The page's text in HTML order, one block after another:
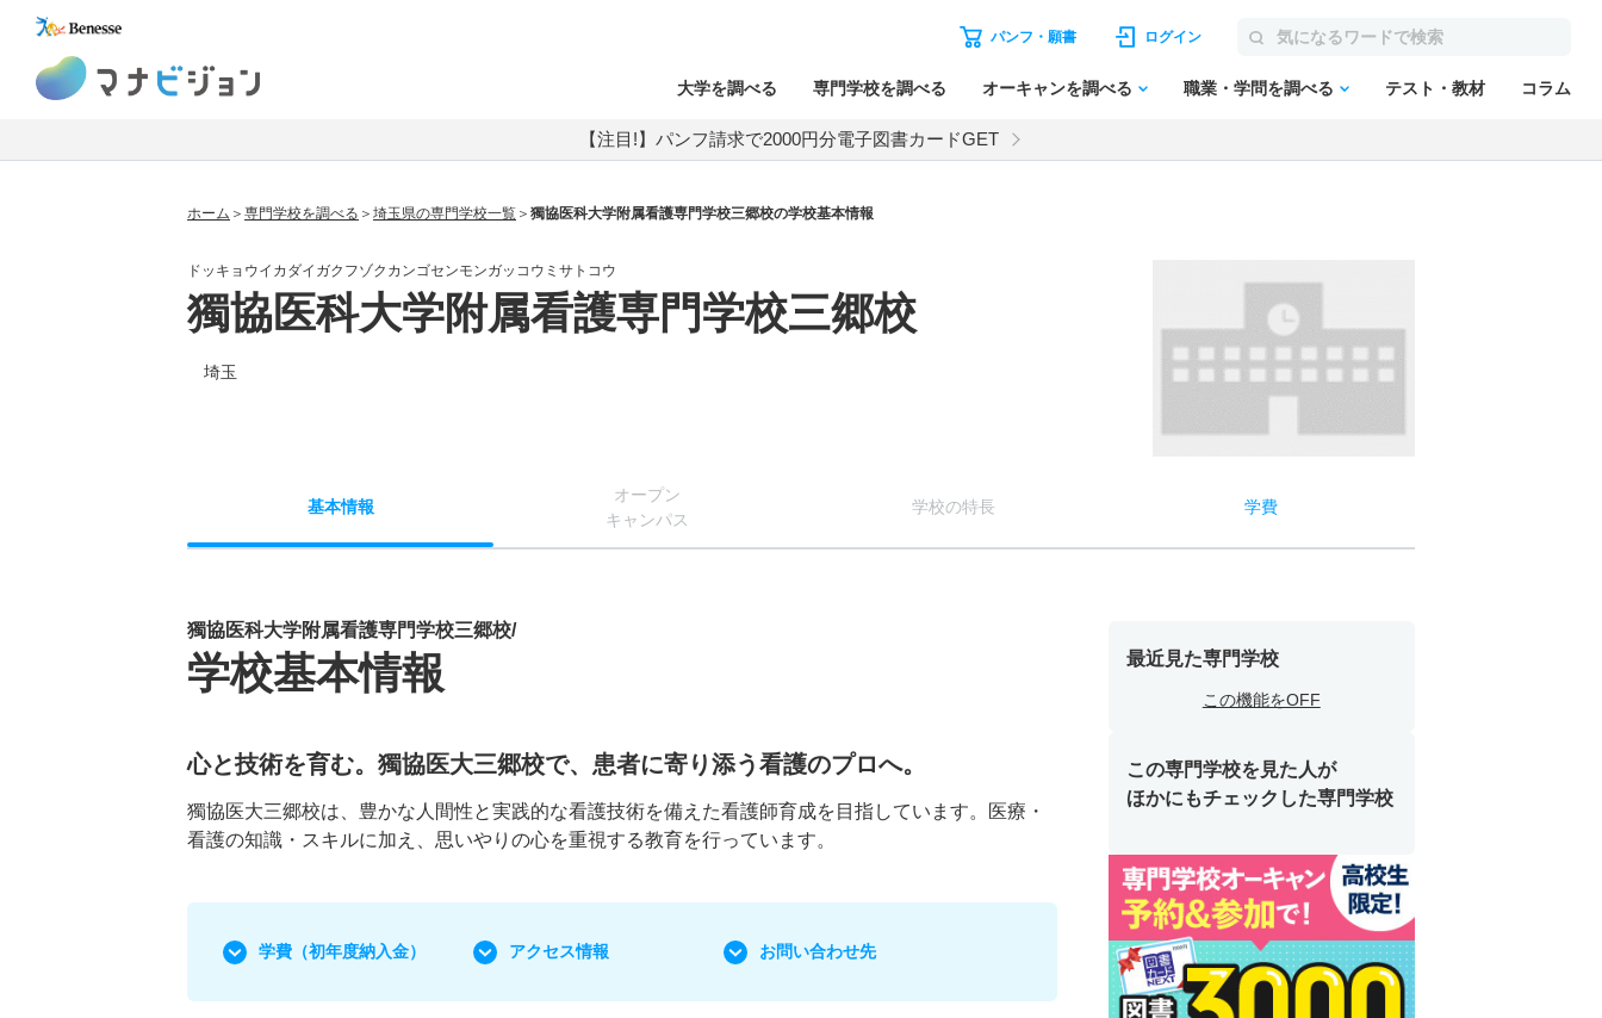
パンフ・願書 ログイン
大学を調べる 専門学校を調べる オーキャンを調べる 職業・学問を調べる テスト・教材 コラム
【注目!】パンフ請求で2000円分電子図書カードGET
ホーム 専門学校を調べる 埼玉県の専門学校一覧 獨協医科大学附属看護専門学校三郷校の学校基本情報
ドッキョウイカダイガクフゾクカンゴセンモンガッコウミサトコウ
獨協医科大学附属看護専門学校三郷校
埼玉
基本情報
オープン
キャンパス
学校の特長 学費
獨協医科大学附属看護専門学校三郷校/
学校基本情報
心と技術を育む。獨協医大三郷校で、患者に寄り添う看護のプロへ。
獨協医大三郷校は、豊かな人間性と実践的な看護技術を備えた看護師育成を目指しています。医療・
看護の知識・スキルに加え、思いやりの心を重視する教育を行っています。
学費 （初年度納入金） アクセス情報 お問い合わせ先
最近見た専門学校
この機能をOFF
この専門学校を見た人が
ほかにもチェックした専門学校